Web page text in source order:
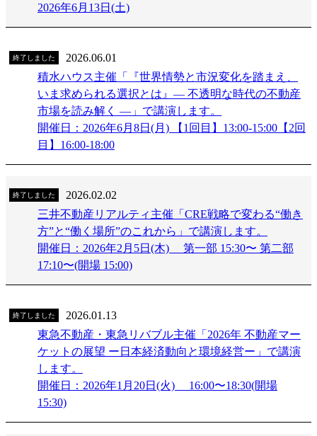
2026年6月13日(土)
終了しました
2026.06.01
積水ハウス主催「『世界情勢と市況変化を踏まえ、
いま求められる選択とは』― 不透明な時代の不動産
市場を読み解く ―」で講演します。
開催日：2026年6月8日(月) 【1回目】13:00-15:00【2回
目】16:00-18:00
終了しました
2026.02.02
三井不動産リアルティ主催「CRE戦略で変わる“働き
方”と“働く場所”のこれから」で講演します。
開催日：2026年2月5日(木) 第一部 15:30〜 第二部
17:10〜(開場 15:00)
終了しました
2026.01.13
東急不動産・東急リバブル主催「2026年 不動産マー
ケットの展望 ー日本経済動向と環境経営ー」で講演
します。
開催日：2026年1月20日(火) 16:00〜18:30(開場
15:30)